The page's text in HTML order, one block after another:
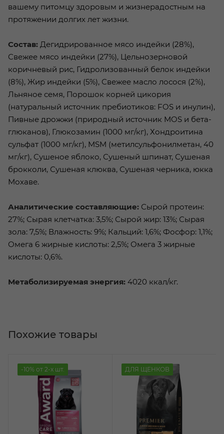
вашему питомцу здоровым и жизнерадостным на
протяжении долгих лет жизни.
Состав: Дегидрированное мясо индейки (28%),
Свежее мясо индейки (27%), Цельнозерновой
коричневый рис, Гидролизованный белок индейки
(8%), Жир индейки (5%), Свежее масло лосося (2%),
Льняное семя, Порошок корней цикория
(натуральный источник пребиотиков: FOS и инулин),
Пивные дрожжи (природный источник MOS и бета-
глюканов), Глюкозамин (1000 мг/кг), Хондроитина
сульфат (1000 мг/кг), MSM (метилсульфонилметан, 40
мг/кг), Сушеное яблоко, Сушеный шпинат, Сушеная
брокколи, Сушеная клюква, Сушеная черника, юкка
Мохаве.
Аналитические составляющие: Сырой протеин:
27%; Сырая клетчатка: 3,5%; Сырой жир: 13%; Сырая
зола: 7,5%; Влажность: 9%; Кальций: 1,6%; Фосфор: 1,1%;
Омега 6 жирные кислоты: 2,5%; Омега 3 жирные
кислоты: 0,6%.
Метаболизируемая энергия: 4020 ккал/кг.
-10% от 2-х шт. ДЛЯ ЩЕНКОВ
Похожие товары